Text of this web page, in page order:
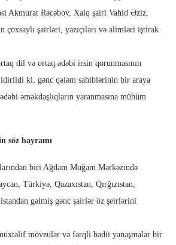
Akmurat Rəcəbov, Xalq şairi Vahid Əziz,
çoxsaylı şairləri, yazıçıları və alimləri iştirak
dil və ortaq ədəbi irsin qorunmasının
ki, gənc qələm sahiblərinin bir araya
əməkdaşlıqların yaranmasına mühüm
söz bayramı
biri Ağdam Muğam Mərkəzində
Türkiyə, Qazaxıstan, Qırğızıstan,
gəlmiş gənc şairlər öz şeirlərini
mövzular və fərqli bədii yanaşmalar bir